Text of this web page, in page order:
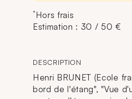
*Hors frais
Estimation : 30 / 50 €
DESCRIPTION
Henri BRUNET (Ecole
bord de l'étang", "Vue